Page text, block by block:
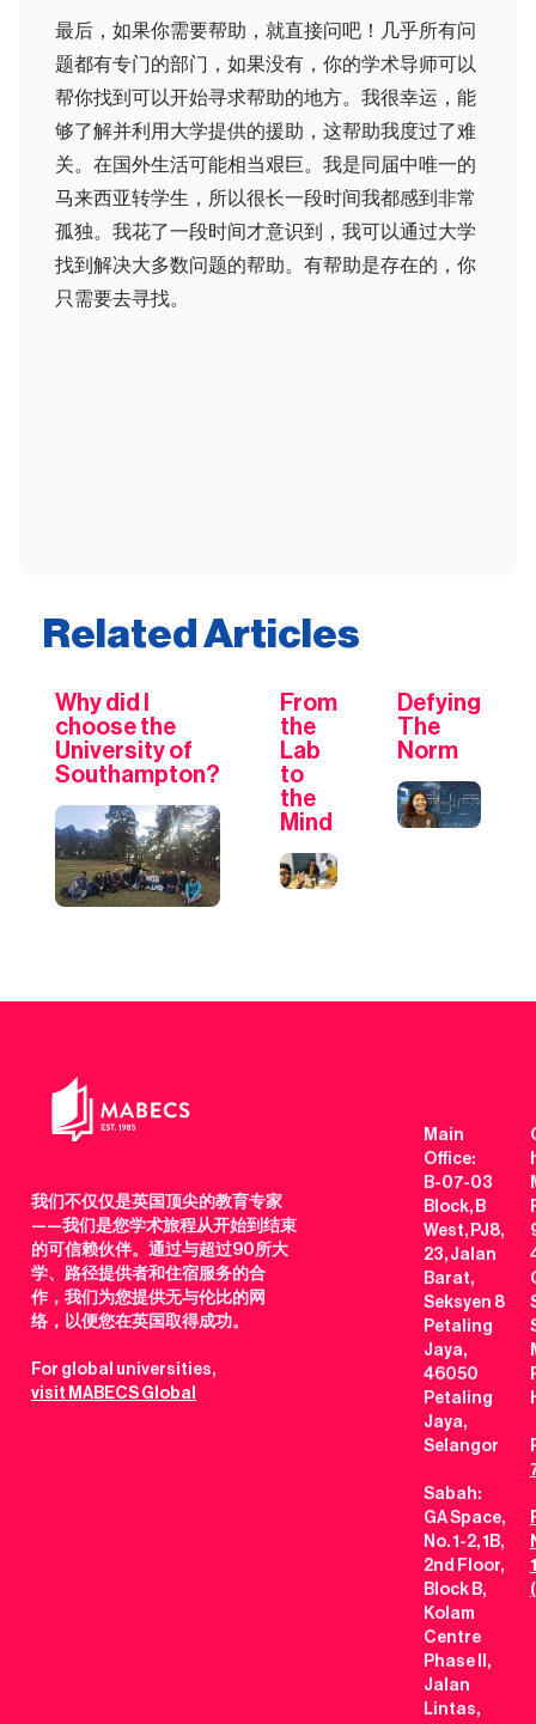
最后，如果你需要帮助，就直接问吧！几乎所有问
题都有专门的部门，如果没有，你的学术导师可以
帮你找到可以开始寻求帮助的地方。我很幸运，能
够了解并利用大学提供的援助，这帮助我度过了难
关。在国外生活可能相当艰巨。我是同届中唯一的
马来西亚转学生，所以很长一段时间我都感到非常
孤独。我花了一段时间才意识到，我可以通过大学
找到解决大多数问题的帮助。有帮助是存在的，你
只需要去寻找。
Related Articles
Why did I
choose the
University of
Southampton?
From
the
Lab
to
the
Mind
Defying
The
Norm
我们不仅仅是英国顶尖的教育专家
——我们是您学术旅程从开始到结束
的可信赖伙伴。通过与超过90所大
学、路径提供者和住宿服务的合
作，我们为您提供无与伦比的网
络，以便您在英国取得成功。
For global universities,
visit MABECS Global
Main
Office:
B-07-03
Block, B
West, PJ8,
23, Jalan
Barat,
Seksyen 8
Petaling
Jaya,
46050
Petaling
Jaya,
Selangor
Sabah:
GA Space,
No. 1-2, 1B,
2nd Floor,
Block B,
Kolam
Centre
Phase II,
Jalan
Lintas,